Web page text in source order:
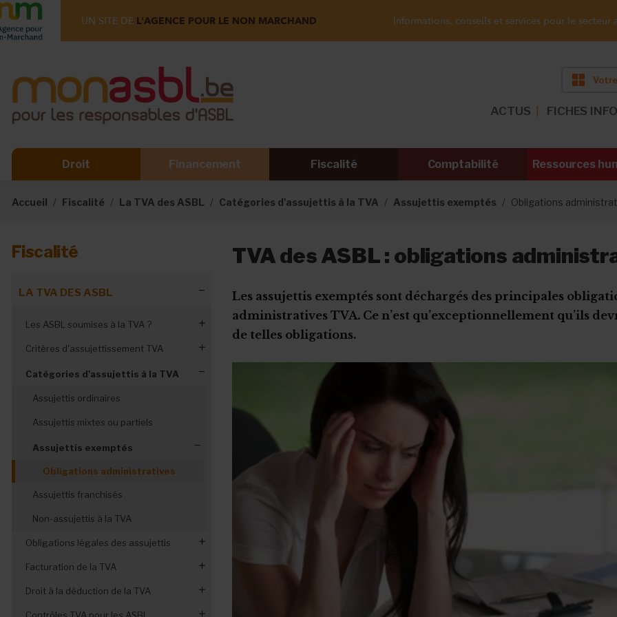
UN SITE DE L'AGENCE POUR LE NON MARCHAND Informations, conseils et services pour le secteur
ACTUS FICHES INFO
Droit Financement Fiscalité Comptabilité Ressources
Accueil Fiscalité La TVA des ASBL Catégories d'assujettis à la TVA Assujettis exemptés Obligations
Fiscalité
LA TVA DES ASBL
Les ASBL soumises à la TVA ?
L'application différenciée de la TVA
Critères d'assujettissement TVA
La forme juridique de l’ASBL
Les biens et services gratuits
Le caractère lucratif ou non lucratif
L'activité économique habituelle
L’activité économique principale
Catégories d'assujettis à la TVA
Assujettis ordinaires
Assujettis mixtes ou partiels
Assujettis exemptés
Obligations administratives
Assujettis franchisés
Non-assujettis à la TVA
Obligations légales des assujettis
Différents régimes TVA
Déclaration périodique de la TVA
Facturation de la TVA
Les mentions obligatoires
Droit à la déduction de la TVA
TVA des ASBL : obligations
Les assujettis exemptés sont déchargés des principales
administratives TVA. Ce n’est qu’exceptionnellement qu’ils
de telles obligations.